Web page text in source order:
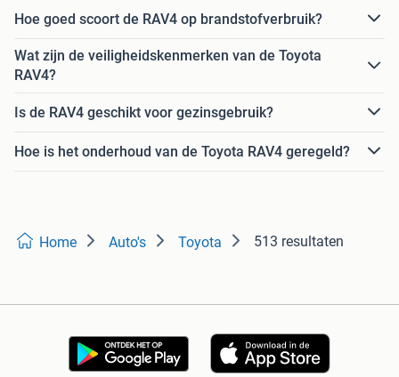
Hoe goed scoort de RAV4 op brandstofverbruik?
Wat zijn de veiligheidskenmerken van de Toyota
RAV4?
Is de RAV4 geschikt voor gezinsgebruik?
Hoe is het onderhoud van de Toyota RAV4 geregeld?
Home Auto's Toyota 513 resultaten